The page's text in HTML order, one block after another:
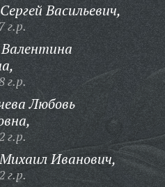
Васильевич,
г.р.
г.р.
Любовь
г.р.
Иванович,
г.р.